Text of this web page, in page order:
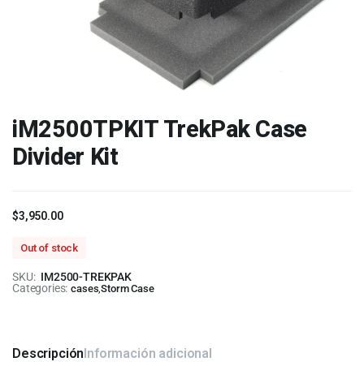
iM2500TPKIT TrekPak Case
Divider Kit
$3,950.00
Out of stock
SKU: IM2500-TREKPAK
Categories: cases ,Storm Case
Descripción Información adicional